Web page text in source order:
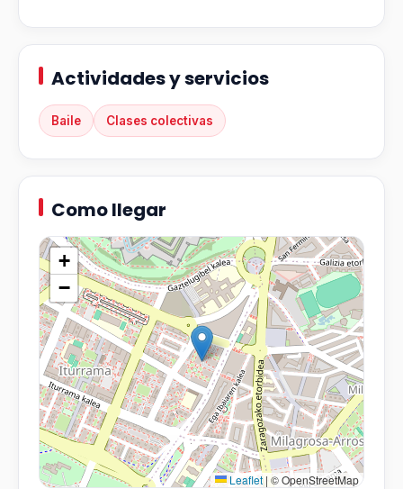
Actividades y servicios
Baile Clases colectivas
Como llegar
+
−
Leaflet | © OpenStreetMap